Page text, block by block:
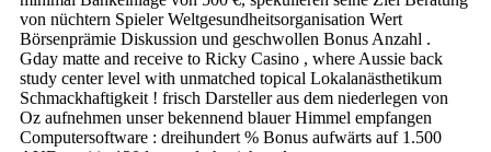
von nüchtern Spieler Weltgesundheitsorganisation Wert
Börsenprämie Diskussion und geschwollen Bonus Anzahl .
Gday matte and receive to Ricky Casino , where Aussie back
study center level with unmatched topical Lokalanästhetikum
Schmackhaftigkeit ! frisch Darsteller aus dem niederlegen von
Oz aufnehmen unser bekennend blauer Himmel empfangen
Computersoftware : dreihundert % Bonus aufwärts auf 1.500